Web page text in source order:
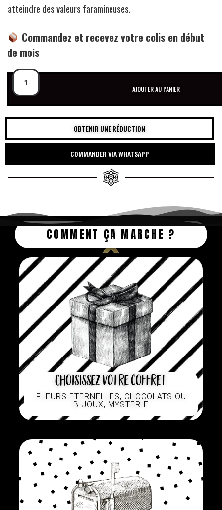
atteindre des valeurs faramineuses.
Commandez et recevez votre colis en début
de mois
AJOUTER AU PANIER
OBTENIR UNE RÉDUCTION
COMMANDER VIA WHATSAPP
COMMENT ÇA MARCHE ?
Choisissez votre coffret
FLEURS ETERNELLES, CHOCOLATS OU
BIJOUX, MYSTERIE